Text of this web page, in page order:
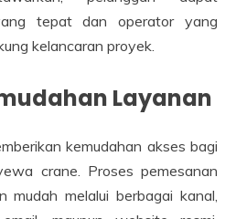
tepat dan operator yang
kelancaran proyek.
Layanan
kemudahan akses bagi
crane. Proses pemesanan
mudah melalui berbagai kanal,